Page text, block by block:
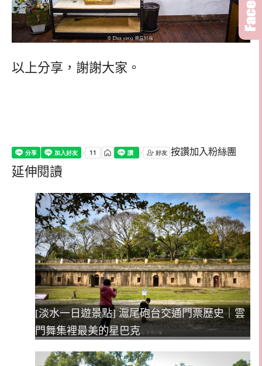
以上分享，謝謝大家。
按讚加入粉絲團
延伸閱讀
[淡水一日遊景點] 滬尾砲台交通門票歷史｜雲
門舞集裡最美的星巴克